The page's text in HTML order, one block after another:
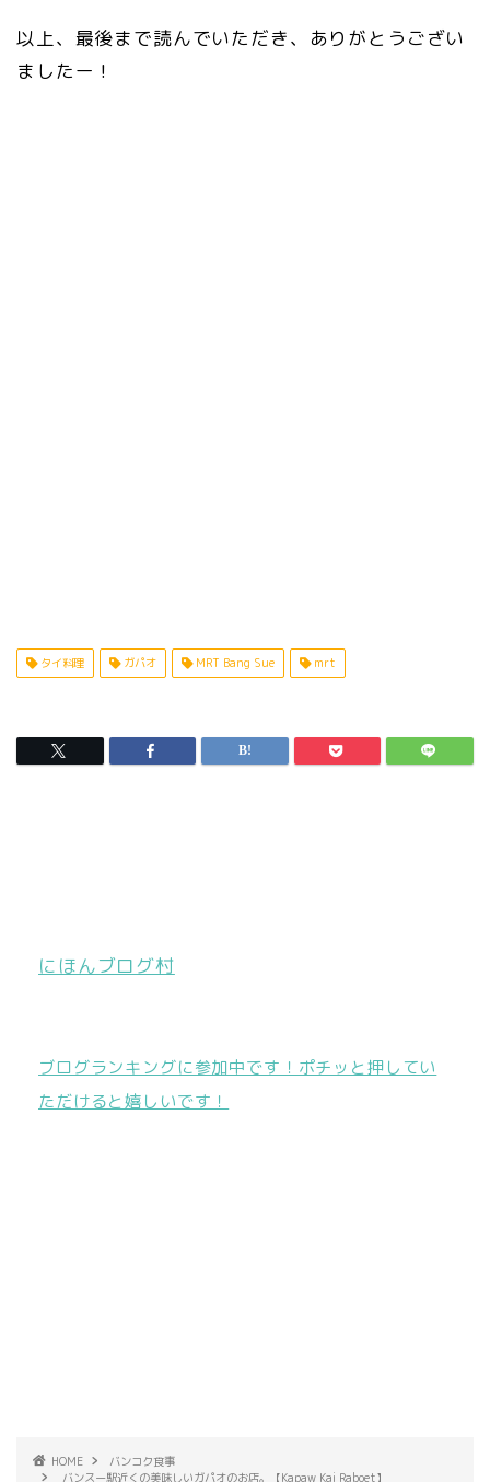
以上、最後まで読んでいただき、ありがとうござい
ましたー！
タイ料理 ガパオ MRT Bang Sue mrt
にほんブログ村
ブログランキングに参加中です！ポチッと押してい
ただけると嬉しいです！
HOME
バンコク食事
バンスー駅近くの美味しいガパオのお店。【Kapaw Kai Raboet】